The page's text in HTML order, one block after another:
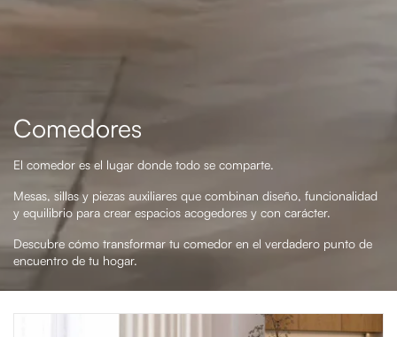
Comedores
El comedor es el lugar donde todo se comparte.
Mesas, sillas y piezas auxiliares que combinan diseño, funcionalidad
y equilibrio para crear espacios acogedores y con carácter.
Descubre cómo transformar tu comedor en el verdadero punto de
encuentro de tu hogar.